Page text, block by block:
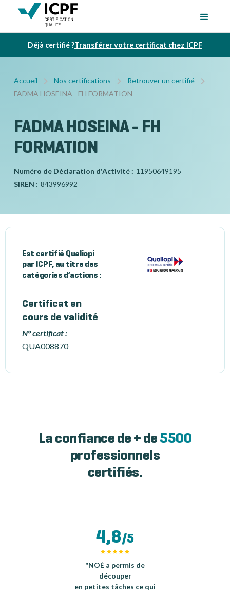
Déjà certifié ?Transférer votre certificat chez ICPF
Accueil Nos certifications
Retrouver un certifié
FADMA HOSEINA - FH FORMATION
FADMA HOSEINA - FH
FORMATION
Numéro de Déclaration d'Activité : 11950649195
SIREN : 843996992
Est certifié Qualiopi
par ICPF, au titre des
catégories d’actions :
Certificat en
cours de validité
N° certificat :
QUA008870
La confiance de + de 5500
professionnels
certifiés.
4,8/5
"NOÉ a permis de
découper
en petites tâches ce qui